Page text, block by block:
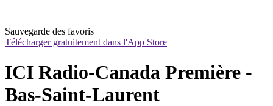
Sauvegarde des favoris
Télécharger gratuitement dans l'App Store
ICI Radio-Canada Première -
Bas-Saint-Laurent